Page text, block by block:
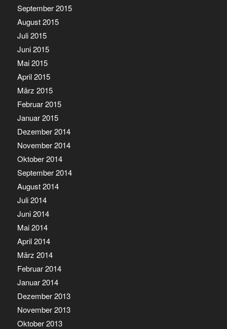
September 2015
August 2015
Juli 2015
Juni 2015
Mai 2015
April 2015
März 2015
Februar 2015
Januar 2015
Dezember 2014
November 2014
Oktober 2014
September 2014
August 2014
Juli 2014
Juni 2014
Mai 2014
April 2014
März 2014
Februar 2014
Januar 2014
Dezember 2013
November 2013
Oktober 2013